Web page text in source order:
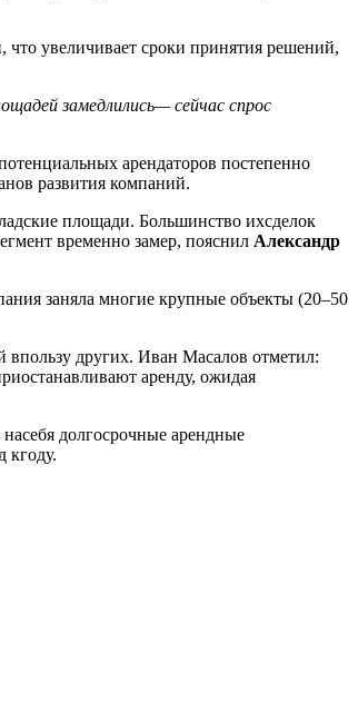
что увеличивает сроки принятия решений,
замедлились— сейчас спрос
арендаторов постепенно
развития компаний.
площади. Большинство ихсделок
временно замер, пояснил Александр
заняла многие крупные объекты (20–50
впользу других. Иван Масалов отметил:
аренду, ожидая
долгосрочные арендные
кгоду.